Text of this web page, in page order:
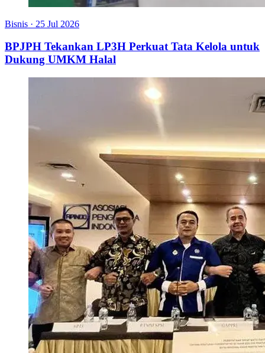
Bisnis · 25 Jul 2026
BPJPH Tekankan LP3H Perkuat Tata Kelola untuk
Dukung UMKM Halal